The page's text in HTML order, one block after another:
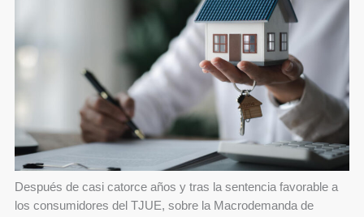
Después de casi catorce años y tras la sentencia favorable a
los consumidores del TJUE, sobre la Macrodemanda de